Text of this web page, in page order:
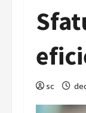
sc